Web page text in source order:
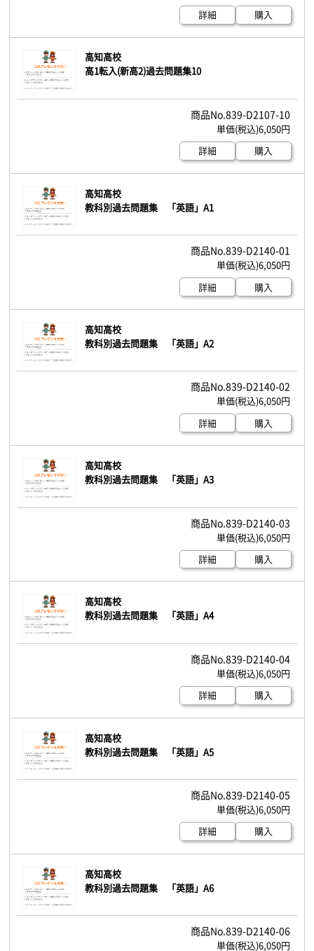
詳細
購入
高知高校
高1転入(新高2)過去問題集10
839-D2107-10
6,050円
詳細
購入
高知高校
教科別過去問題集 「英語」A1
839-D2140-01
6,050円
詳細
購入
高知高校
教科別過去問題集 「英語」A2
839-D2140-02
6,050円
詳細
購入
高知高校
教科別過去問題集 「英語」A3
839-D2140-03
6,050円
詳細
購入
高知高校
教科別過去問題集 「英語」A4
839-D2140-04
6,050円
詳細
購入
高知高校
教科別過去問題集 「英語」A5
839-D2140-05
6,050円
詳細
購入
高知高校
教科別過去問題集 「英語」A6
839-D2140-06
6,050円